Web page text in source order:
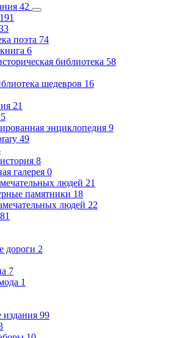
42
191
поэта 74
6
библиотека 58
шедевров 16
21
5
энциклопедия 9
49
8
галерея 0
людей 21
памятники 18
людей 22
дороги 2
7
1
99